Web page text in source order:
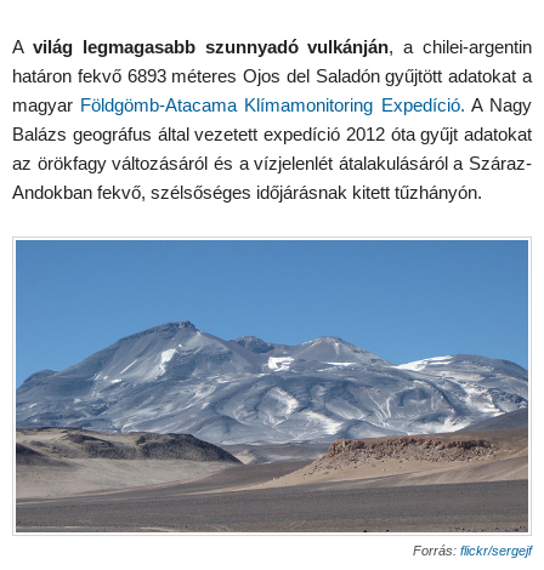
A világ legmagasabb szunnyadó vulkánján, a chilei-argentin
határon fekvő 6893 méteres Ojos del Saladón gyűjtött adatokat a
magyar Földgömb-Atacama Klímamonitoring Expedíció. A Nagy
Balázs geográfus által vezetett expedíció 2012 óta gyűjt adatokat
az örökfagy változásáról és a vízjelenlét átalakulásáról a Száraz-
Andokban fekvő, szélsőséges időjárásnak kitett tűzhányón.
Forrás: flickr/sergejf